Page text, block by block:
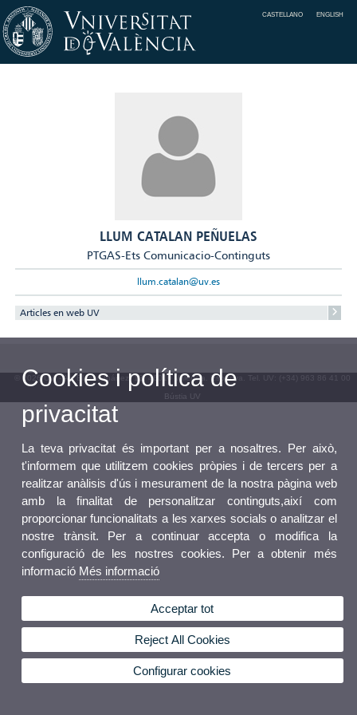
CASTELLANO ENGLISH
LLUM CATALAN PEÑUELAS
PTGAS-Ets Comunicacio-Continguts
llum.catalan@uv.es
Articles en web UV
© 2026 UV. - Av. Blasco Ibáñez, 13. 46010 València. Espanya. Tel. UV: (+34) 963 86 41 00
Bústia UV
Cookies i política de
privacitat
La teva privacitat és important per a nosaltres. Per això,
t'informem que utilitzem cookies pròpies i de tercers per a
realitzar anàlisis d'ús i mesurament de la nostra pàgina web
amb la finalitat de personalitzar continguts,així com
proporcionar funcionalitats a les xarxes socials o analitzar el
nostre trànsit. Per a continuar accepta o modifica la
configuració de les nostres cookies. Per a obtenir més
informació Més informació
Acceptar tot
Reject All Cookies
Configurar cookies